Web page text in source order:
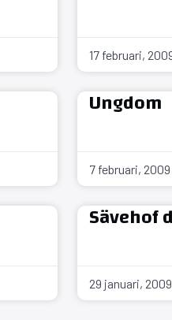
17 februari,
Ungdom
7 februari, 2009
Sävehof
29 januari, 2009